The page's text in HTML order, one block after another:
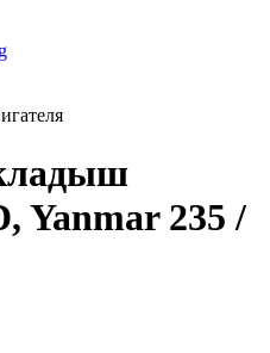
Yanmar 235 /